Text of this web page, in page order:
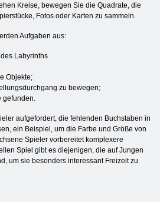
Kreise, bewegen Sie die Quadrate, die
Fotos oder Karten zu sammeln.
Aufgaben aus:
Labyrinths
Objekte;
zu bewegen;
gefunden.
aufgefordert, die fehlenden Buchstaben in
ein Beispiel, um die Farbe und Größe von
Spieler vorbereitet komplexere
Spiel gibt es diejenigen, die auf Jungen
um sie besonders interessant Freizeit zu